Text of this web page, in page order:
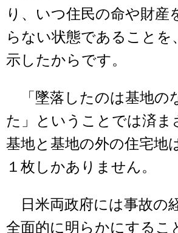
り、いつ住民の命や財産
らない状態であることを
示したからです。
「墜落したのは基地の
た」ということでは済ま
基地と基地の外の住宅地
１枚しかありません。
日米両政府には事故の
全面的に明らかにするこ